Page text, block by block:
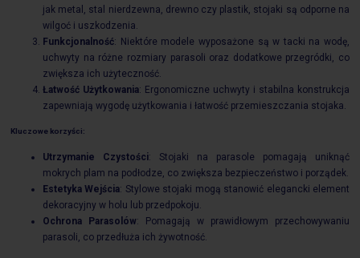
jak metal, stal nierdzewna, drewno czy plastik, stojaki są odporne na
wilgoć i uszkodzenia.
Funkcjonalność: Niektóre modele wyposażone są w tacki na wodę,
uchwyty na różne rozmiary parasoli oraz dodatkowe przegródki, co
zwiększa ich użyteczność.
Łatwość Użytkowania: Ergonomiczne uchwyty i stabilna konstrukcja
zapewniają wygodę użytkowania i łatwość przemieszczania stojaka.
Kluczowe korzyści:
Utrzymanie Czystości: Stojaki na parasole pomagają uniknąć
mokrych plam na podłodze, co zwiększa bezpieczeństwo i porządek.
Estetyka Wejścia: Stylowe stojaki mogą stanowić elegancki element
dekoracyjny w holu lub przedpokoju.
Ochrona Parasolów: Pomagają w prawidłowym przechowywaniu
parasoli, co przedłuża ich żywotność.